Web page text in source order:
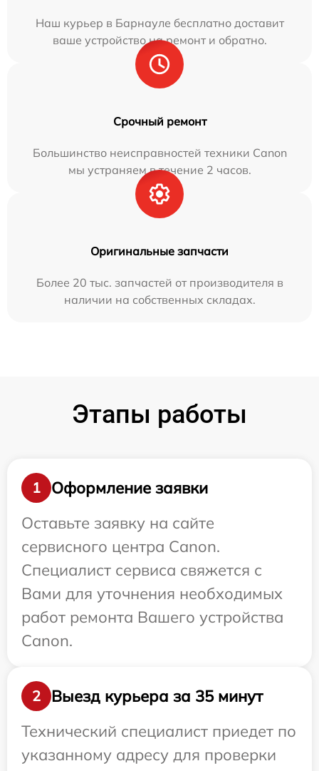
Наш курьер в Барнауле бесплатно доставит
ваше устройство на ремонт и обратно.
Срочный ремонт
Большинство неисправностей техники Canon
мы устраняем в течение 2 часов.
Оригинальные запчасти
Более 20 тыс. запчастей от производителя в
наличии на собственных складах.
Этапы работы
1
Оформление заявки
Оставьте заявку на сайте
сервисного центра Canon.
Специалист сервиса свяжется с
Вами для уточнения необходимых
работ ремонта Вашего устройства
Canon.
2
Выезд курьера за 35 минут
Технический специалист приедет по
указанному адресу для проверки